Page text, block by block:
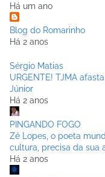
Há um ano
Blog do Romarinho
Há 2 anos
Sérgio Matias
URGENTE! TJMA
Júnior
Há 2 anos
PINGANDO FOGO
Zé Lopes, o poeta
cultura, precisa da sua
Há 2 anos